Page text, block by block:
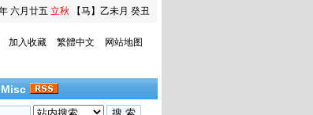
六月廿五 立秋
【马】乙未月 癸丑
加入收藏 繁體中文 网站地图
Misc